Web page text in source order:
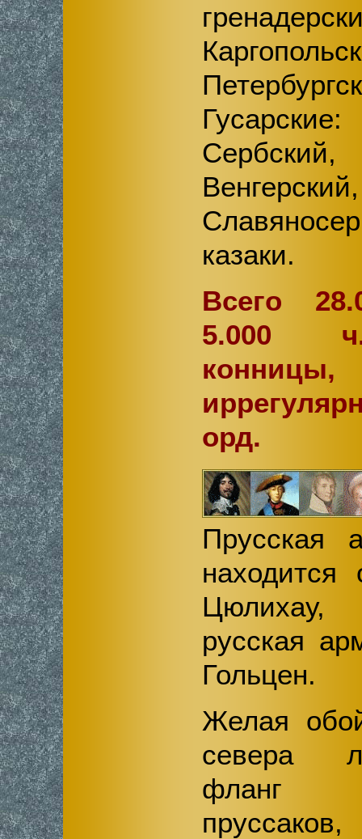
Венгерский,
казаки.
Всего
5.000
орд.
Прусская
находится
Цюлихау,
русская
Гольцен.
Желая
севера
фланг
пруссаков,